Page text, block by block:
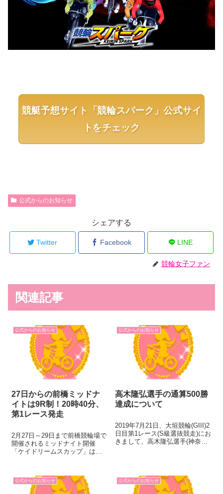
競艇予想サイト「競輪スパーク」公式サイ
トをチェック
公式からのお知らせ
シェアする
Twitter Facebook LINE
競輪女子ファン
関連記事
公式からのお知らせ
27日からの前橋ミッドナ
イトは9R制！20時40分、
第1レース発走
2月27日～29日まで前橋競輪場で
開催されるミッドナイト開催
「ケイドリームスカップ」は、9
すのでご注意ください。 ここで
はA級1・2班戦5レースと、A級
チャレンジ戦4レース...
公式からのお知らせ
高木隆弘選手の通算500勝
達成について
2019年7月21日、大垣競輪(GIII)2
日目第1レース(S級選抜競走)にお
きまして、高木隆弘選手(神奈
選手(福岡...
公式からのお知らせ 公式からのお知らせ